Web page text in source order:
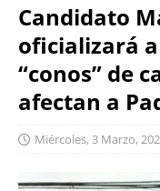
Candidato
oficializará
“conos” de
afectan a
Miércoles, 3 Marzo,